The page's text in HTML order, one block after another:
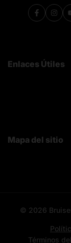
Facebook
Enlaces Útiles
Contacto
Mapa del sitio
All
All products
© 2026
Términos